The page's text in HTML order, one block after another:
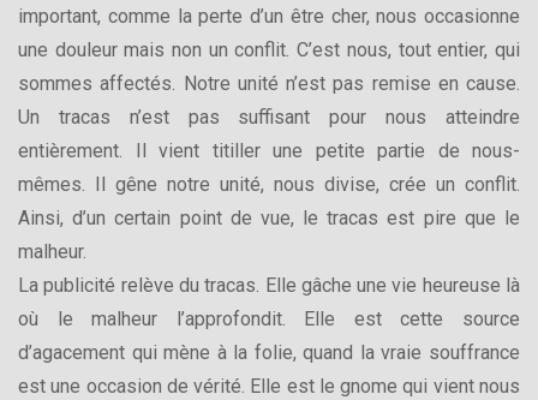
important, comme la perte d’un être cher, nous occasionne
une douleur mais non un conflit. C’est nous, tout entier, qui
sommes affectés. Notre unité n’est pas remise en cause.
Un tracas n’est pas suffisant pour nous atteindre
entièrement. Il vient titiller une petite partie de nous-
mêmes. Il gêne notre unité, nous divise, crée un conflit.
Ainsi, d’un certain point de vue, le tracas est pire que le
malheur.
La publicité relève du tracas. Elle gâche une vie heureuse là
où le malheur l’approfondit. Elle est cette source
d’agacement qui mène à la folie, quand la vraie souffrance
est une occasion de vérité. Elle est le gnome qui vient nous